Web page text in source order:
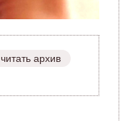
читать архив